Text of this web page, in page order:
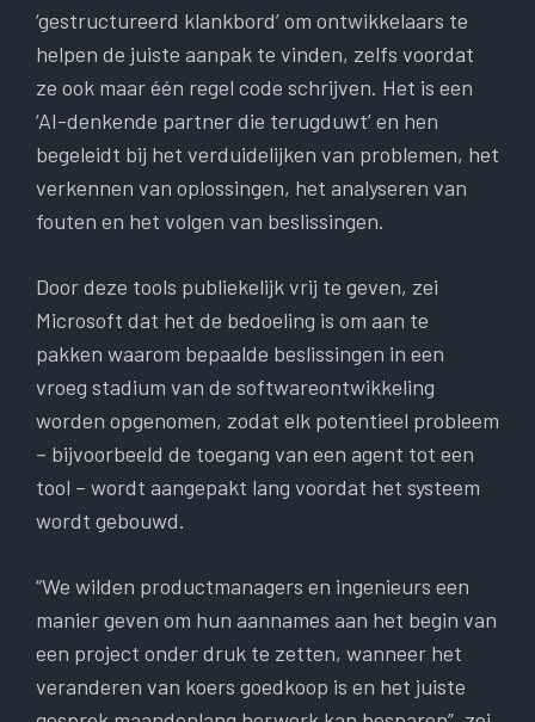
‘gestructureerd klankbord’ om ontwikkelaars te
helpen de juiste aanpak te vinden, zelfs voordat
ze ook maar één regel code schrijven. Het is een
‘AI-denkende partner die terugduwt’ en hen
begeleidt bij het verduidelijken van problemen, het
verkennen van oplossingen, het analyseren van
fouten en het volgen van beslissingen.
Door deze tools publiekelijk vrij te geven, zei
Microsoft dat het de bedoeling is om aan te
pakken waarom bepaalde beslissingen in een
vroeg stadium van de softwareontwikkeling
worden opgenomen, zodat elk potentieel probleem
– bijvoorbeeld de toegang van een agent tot een
tool – wordt aangepakt lang voordat het systeem
wordt gebouwd.
“We wilden productmanagers en ingenieurs een
manier geven om hun aannames aan het begin van
een project onder druk te zetten, wanneer het
veranderen van koers goedkoop is en het juiste